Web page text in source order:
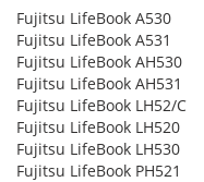
Fujitsu LifeBook A530
Fujitsu LifeBook A531
Fujitsu LifeBook AH530
Fujitsu LifeBook AH531
Fujitsu LifeBook LH52/C
Fujitsu LifeBook LH520
Fujitsu LifeBook LH530
Fujitsu LifeBook PH521